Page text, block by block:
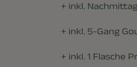
+ inkl.
+ inkl. 5-Gang
+ inkl. 1 Flasche